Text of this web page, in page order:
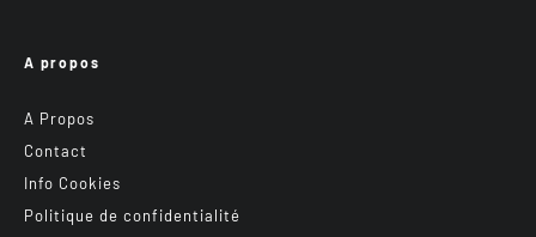
A propos
A Propos
Contact
Info Cookies
Politique de confidentialité